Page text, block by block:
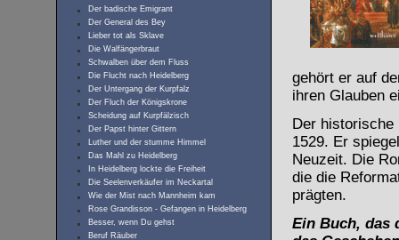
Der badische Emigrant
Der General des Bey
Lieber tot als Sklave
Die Walfängerbraut
Schwalben über dem Fluss
Die Flucht nach Heidelberg
Der Untergang der Kurpfalz
Der Fluch der Königskrone
Scheidung auf Kurpfälzisch
Der Papst hinter Gittern
Luther und der stumme Himmel
Das Mahl zu Heidelberg
In Heidelberg lockte die Freiheit
Die Seelenverkäufer im Neckartal
Wie der Mist nach Mannheim kam
Rose Grandisson - Gefangen in Heidelberg
Besser, wenn Du gehst
Beruf Räuber
gehört er auf
ihren Glauben
Der historische
1529. Er
Neuzeit. Die
die die
prägten.
Ein Buch, das